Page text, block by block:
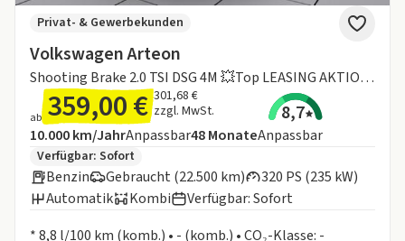
Volkswagen Arteon
Shooting Brake 2.0 TSI DSG 4M 💥Top LEASING AKTION💥NAVI KAMERA PDC LM20
Privat- & Gewerbekunden
ab 359,00 € 301,68 €
zzgl. MwSt.
8,7
Angebotsdetails:
Inklusive Laufleistung
10.000 km/JahrAnpassbarLaufzeit
48MonateAnpassbar
Zusätzliche Fahrzeuginformationen:
Verfügbar: Sofort
Benzin Gebraucht (22.500 km)
320 PS (235 kW)
Automatik
Kombi
Verfügbar: Sofort
* 8,8 l/100 km (komb.) • - (komb.) • CO₂-Klasse: -